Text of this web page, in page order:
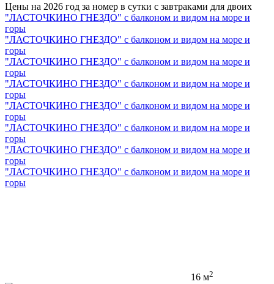
Цены на 2026 год за номер в сутки с завтраками для двоих
"ЛАСТОЧКИНО ГНЕЗДО" с балконом и видом на море и
горы
"ЛАСТОЧКИНО ГНЕЗДО" с балконом и видом на море и
горы
"ЛАСТОЧКИНО ГНЕЗДО" с балконом и видом на море и
горы
"ЛАСТОЧКИНО ГНЕЗДО" с балконом и видом на море и
горы
"ЛАСТОЧКИНО ГНЕЗДО" с балконом и видом на море и
горы
"ЛАСТОЧКИНО ГНЕЗДО" с балконом и видом на море и
горы
"ЛАСТОЧКИНО ГНЕЗДО" с балконом и видом на море и
горы
"ЛАСТОЧКИНО ГНЕЗДО" с балконом и видом на море и
горы
16 м2